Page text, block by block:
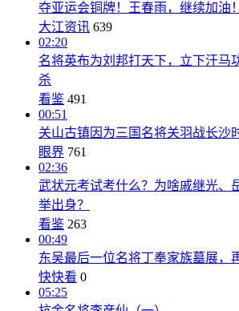
夺亚运会铜牌！王春雨，继续加油！
大江资讯 639
02:20
名将英布为刘邦打天下，立下汗马
杀
看鉴 491
00:51
关山古镇因为三国名将关羽战长沙
眼界 761
02:36
武状元考试考什么？为啥戚继光、
举出身？
看鉴 263
00:49
东吴最后一位名将丁奉家族墓展，
快快看 0
05:25